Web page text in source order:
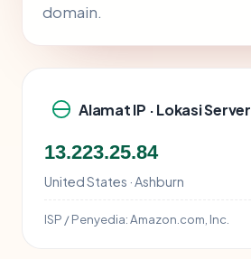
domain.
Alamat IP · Lokasi Server
13.223.25.84
United States · Ashburn
ISP / Penyedia:Amazon.com, Inc.